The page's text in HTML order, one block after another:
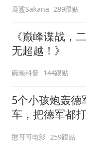
鹿鲨Sakana 289跟贴
《巅峰谍战，
无超越！》
碗晚科普 144跟贴
5个小孩炮轰德
车，把德军都
憨哥哥电影 259跟贴